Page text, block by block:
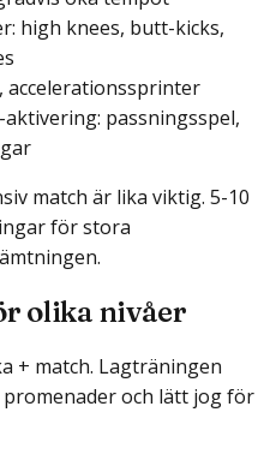
high knees, butt-kicks,
accelerations­sprinter
passningsspel,
match är lika viktig. 5-10
för stora
olika nivåer
+ match. Lagträningen
och lätt jog för